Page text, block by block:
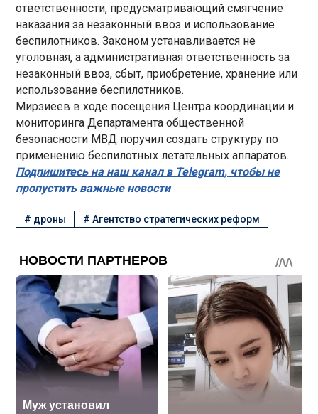
ответственности, предусматривающий смягчение
наказания за незаконный ввоз и использование
беспилотников. Законом устанавливается не
уголовная, а административная ответственность за
незаконный ввоз, сбыт, приобретение, хранение или
использование беспилотников.
Мирзиёев в ходе посещения Центра координации и
мониторинга Департамента общественной
безопасности МВД поручил создать структуру по
применению беспилотных летательных аппаратов.
Подпишитесь на наш канал в Telegram, чтобы не
пропустить важные новости
# дроны #Агентство стратегических реформ